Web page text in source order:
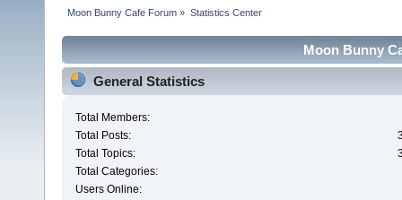
Moon Bunny Cafe Forum » Statistics Center
Moon Bunny
General Statistics
Total Members:
Total Posts:
Total Topics:
Total Categories:
Users Online: